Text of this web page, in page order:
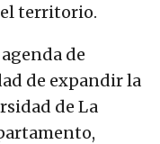
territorio.
de
de expandir la
de La